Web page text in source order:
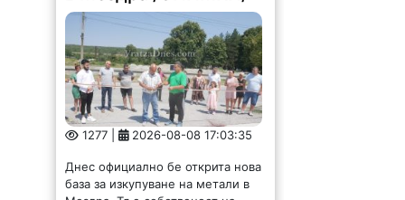
1277 | 2026-08-08 17:03:35
база за изкупуване на метали в
Мездра. Тя е собственост на